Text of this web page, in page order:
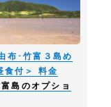
定に基く取消料をお支
合、返金の際に生じる
ください。また、お客
の一部の変更について
なります。
布･竹富３島め
食付＞ 料金
島のオプショ